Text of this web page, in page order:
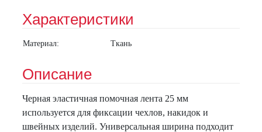
Характеристики
Материал: Ткань
Описание
Черная эластичная помочная лента 25 мм
используется для фиксации чехлов, накидок и
швейных изделий. Универсальная ширина подходит